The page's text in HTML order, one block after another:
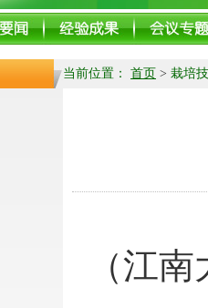
当前位置： 首页 > 栽培
（江